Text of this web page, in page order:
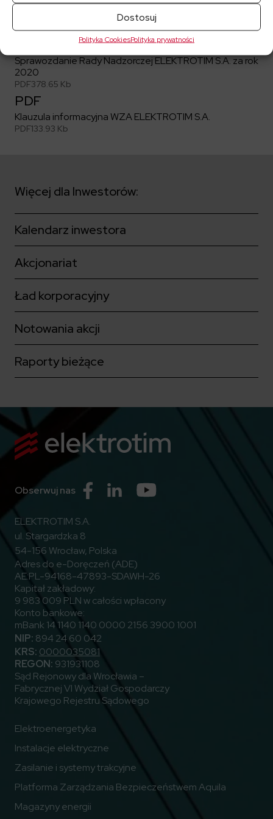
Dostosuj
Polityka CookiesPolityka prywatności
Wniosek o podział zysku
PDF809.51 Kb
Sprawozdanie Rady Nadzorczej ELEKTROTIM S.A. za rok
2020
PDF378.65 Kb
PDF
Klauzula informacyjna WZA ELEKTROTIM S.A.
PDF133.93 Kb
Więcej dla Inwestorów:
Kalendarz inwestora
Akcjonariat
Ład korporacyjny
Notowania akcji
Raporty bieżące
Obserwuj nas Przejdź do Facebook
Przejdź do Linkedin
ELEKTROTIM S.A.
ul. Stargardzka 8
54-156 Wrocław, Polska
Adres do e-Doręczeń (ADE)
AE:PL-94168-47893-SDAWH-26
Kapitał zakładowy:
9 983 009 PLN w całości wpłacony
Konto bankowe:
mBank 14 1140 1140 0000 2156 3900 1001
NIP: 894 24 60 042
KRS: 0000035081
REGON: 931931108
Sąd Rejonowy dla Wrocławia –
Fabrycznej VI Wydział Gospodarczy
Krajowego Rejestru Sądowego
Elektroenergetyka
Instalacje elektryczne
Zasilanie i systemy trakcyjne
Platforma Zarządzania Bezpieczeństwem Aquila
Magazyny energii